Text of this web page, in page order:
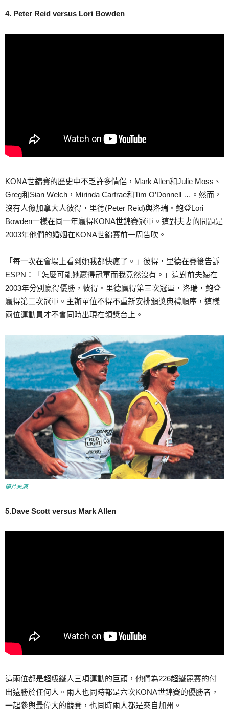
4. Peter Reid versus Lori Bowden
KONA世錦賽的歷史中不乏許多情侶，Mark Allen和Julie Moss、
Greg和Sian Welch，Mirinda Carfrae和Tim O’Donnell …。然而，
沒有人像加拿大人彼得‧里德(Peter Reid)與洛瑞‧鮑登Lori
Bowden一樣在同一年贏得KONA世錦賽冠軍。這對夫妻的問題是
2003年他們的婚姻在KONA世錦賽前一周告吹。
「每一次在會場上看到她我都快瘋了。」彼得‧里德在賽後告訴
ESPN：「怎麼可能她贏得冠軍而我竟然沒有。」這對前夫婦在
2003年分別贏得優勝，彼得‧里德贏得第三次冠軍，洛瑞‧鮑登
贏得第二次冠軍。主辦單位不得不重新安排頒獎典禮順序，這樣
兩位運動員才不會同時出現在領獎台上。
照片來源
5.Dave Scott versus Mark Allen
這兩位都是超級鐵人三項運動的巨頭，他們為226超鐵競賽的付
出遠勝於任何人。兩人也同時都是六次KONA世錦賽的優勝者，
一起參與最偉大的競賽，也同時兩人都是來自加州。